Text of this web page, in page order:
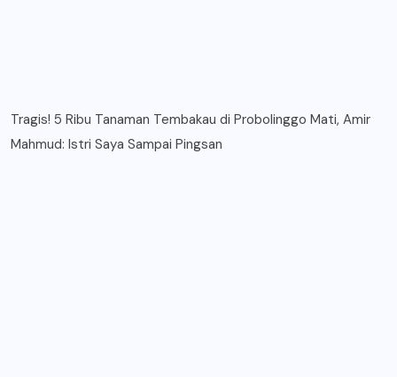
Tragis! 5 Ribu Tanaman Tembakau di Probolinggo Mati, Amir
Mahmud: Istri Saya Sampai Pingsan